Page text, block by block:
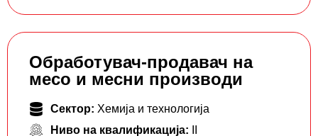
Обработувач-продавач на
месо и месни производи
Сектор: Хемија и технологија
Ниво на квалификација: